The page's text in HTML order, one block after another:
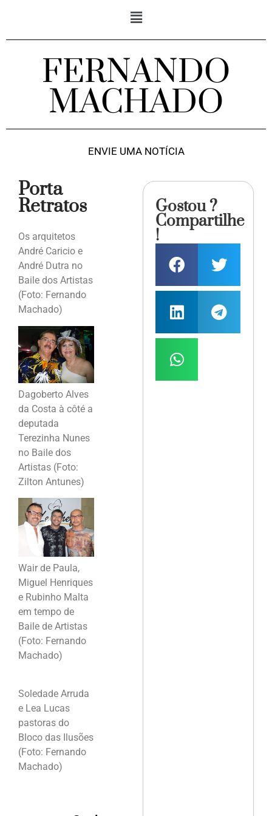
FERNANDO
MACHADO
ENVIE UMA NOTÍCIA
Porta
Retratos
Os arquitetos
André Caricio e
André Dutra no
Baile dos Artistas
(Foto: Fernando
Machado)
Dagoberto Alves
da Costa à côté a
deputada
Terezinha Nunes
no Baile dos
Artistas (Foto:
Zilton Antunes)
Wair de Paula,
Miguel Henriques
e Rubinho Malta
em tempo de
Baile de Artistas
(Foto: Fernando
Machado)
Soledade Arruda
e Lea Lucas
pastoras do
Bloco das Ilusões
(Foto: Fernando
Machado)
Gostou ?
Compartilhe
!